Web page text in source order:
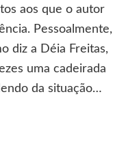
aos que o autor
Pessoalmente,
diz a Déia Freitas,
uma cadeirada
da situação…